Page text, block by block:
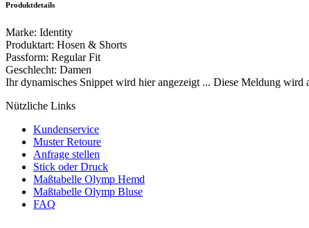
Produktdetails
Marke: Identity
Produktart: Hosen & Shorts
Passform: Regular Fit
Geschlecht: Damen
Ihr dynamisches Snippet wird hier angezeigt ... Diese Meldung
Nützliche Links
Kundenservice
Muster Retoure
Anfrage stellen
Stick oder Druck
Maßtabelle Olymp Hemd
Maßtabelle Olymp Bluse
FAQ